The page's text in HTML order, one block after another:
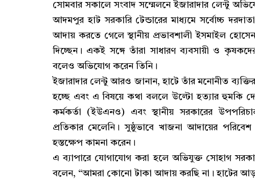
​সোমবার সকালে সংবাদ সম্মেলনে ইজারাদার লেন্টু
আদমপুর হাট সরকারি টেন্ডারের মাধ্যমে সর্বোচ্চ
আদায় করতে গেলে স্থানীয় প্রভাবশালী ইসমাইল
দিচ্ছেন। একই সঙ্গে তাঁরা সাধারণ ব্যবসায়ী ও
বলেও অভিযোগ করেন তিনি।
​ইজারাদার লেন্টু আরও জানান, হাটে তাঁর মনোনীত
হচ্ছে এবং এ বিষয়ে কথা বললে উল্টো হত্যার হুমকি
কর্মকর্তা (ইউএনও) এবং স্থানীয় সরকারের
প্রতিকার মেলেনি। সুষ্ঠুভাবে খাজনা আদায়ের পরিবেশ
হস্তক্ষেপ কামনা করেন।
​এ ব্যাপারে যোগাযোগ করা হলে অভিযুক্ত সোহাগ
বলেন, “আমরা কোনো টাকা আদায় করছি না। হাটের